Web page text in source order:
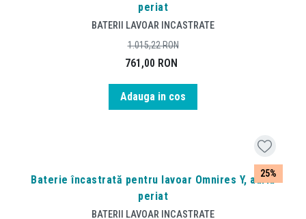
periat
BATERII LAVOAR INCASTRATE
761,00 RON
1.015,22RON
Adauga in cos
25%
Baterie încastrată pentru lavoar Omnires Y, auriu
periat
BATERII LAVOAR INCASTRATE